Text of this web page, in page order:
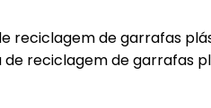
reciclagem de garrafas
de reciclagem de garrafas